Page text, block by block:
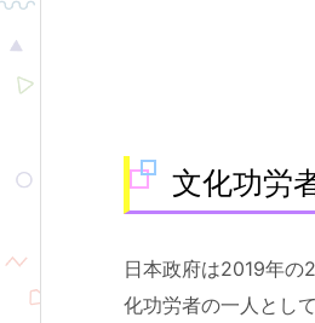
文化功労
日本政府は2019年の
化功労者の一人とし